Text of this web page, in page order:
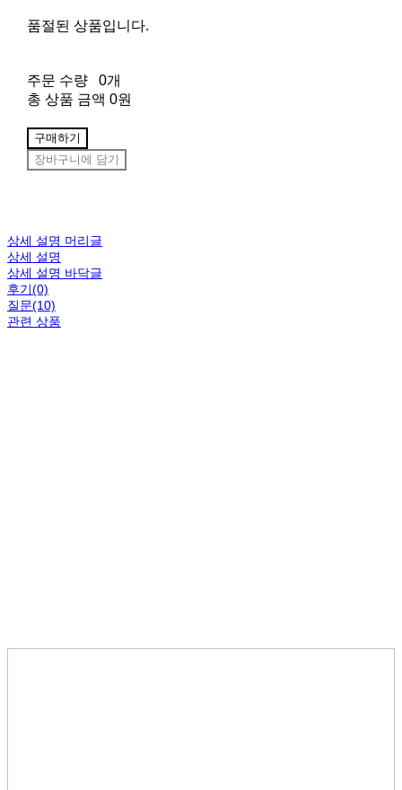
품절된 상품입니다.
주문 수량
0개
총 상품 금액 0원
구매하기
장바구니에 담기
상세 설명 머리글
상세 설명
상세 설명 바닥글
후기(0)
질문(10)
관련 상품